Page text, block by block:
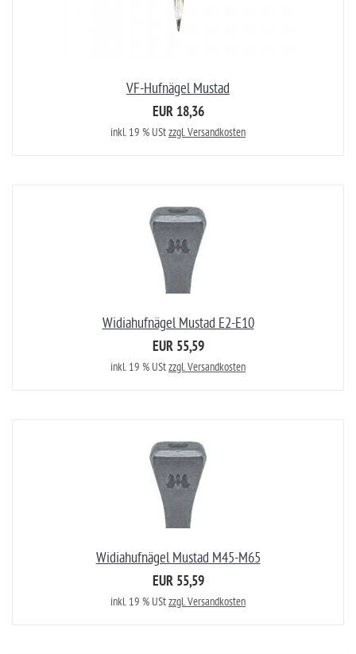
VF-Hufnägel Mustad
EUR 18,36
inkl. 19 % UStzzgl. Versandkosten
Widiahufnägel Mustad E2-E10
EUR 55,59
inkl. 19 % UStzzgl. Versandkosten
Widiahufnägel Mustad M45-M65
EUR 55,59
inkl. 19 % UStzzgl. Versandkosten